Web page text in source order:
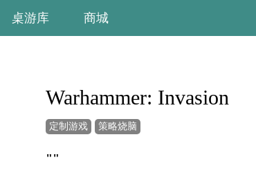
桌游库 商城
Warhammer: Invasion
定制游戏 策略烧脑
""